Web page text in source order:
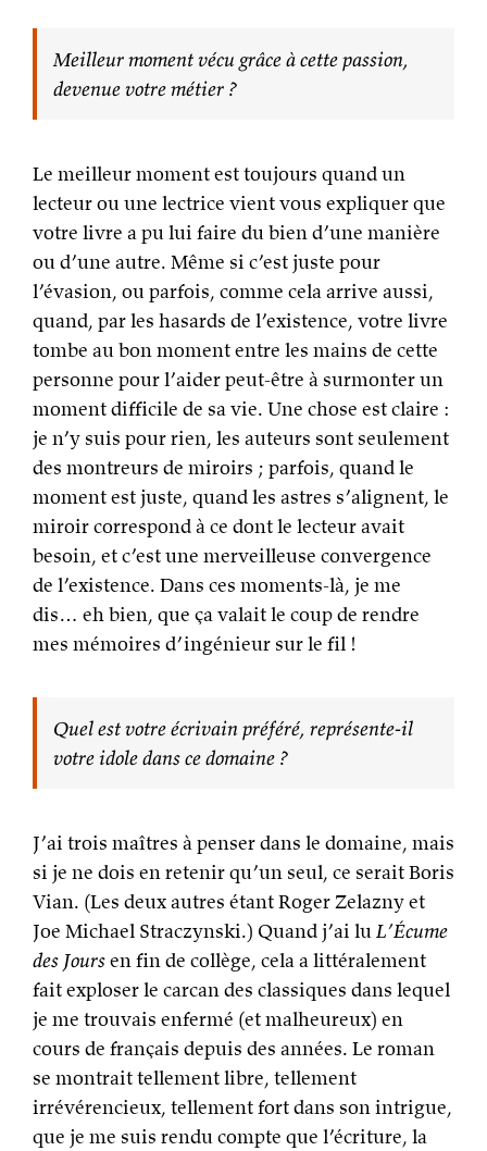
Meilleur moment vécu grâce à cette passion,
devenue votre métier ?
Le meilleur moment est toujours quand un
lecteur ou une lectrice vient vous expliquer que
votre livre a pu lui faire du bien d’une manière
ou d’une autre. Même si c’est juste pour
l’évasion, ou parfois, comme cela arrive aussi,
quand, par les hasards de l’existence, votre livre
tombe au bon moment entre les mains de cette
personne pour l’aider peut-être à surmonter un
moment difficile de sa vie. Une chose est claire :
je n’y suis pour rien, les auteurs sont seulement
des montreurs de miroirs ; parfois, quand le
moment est juste, quand les astres s’alignent, le
miroir correspond à ce dont le lecteur avait
besoin, et c’est une merveilleuse convergence
de l’existence. Dans ces moments-là, je me
dis… eh bien, que ça valait le coup de rendre
mes mémoires d’ingénieur sur le fil !
Quel est votre écrivain préféré, représente-il
votre idole dans ce domaine ?
J’ai trois maîtres à penser dans le domaine, mais
si je ne dois en retenir qu’un seul, ce serait Boris
Vian. (Les deux autres étant Roger Zelazny et
Joe Michael Straczynski.) Quand j’ai luL’Écume
des Joursen fin de collège, cela a littéralement
fait exploser le carcan des classiques dans lequel
je me trouvais enfermé (et malheureux) en
cours de français depuis des années. Le roman
se montrait tellement libre, tellement
irrévérencieux, tellement fort dans son intrigue,
que je me suis rendu compte que l’écriture, la